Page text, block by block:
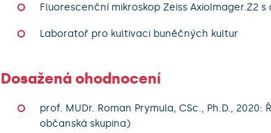
Fluorescenční mikroskop Zeiss AxioImager.Z2
Laboratoř pro kultivaci buněčných kultur
Dosažená ohodnocení
prof. MUDr. Roman Prymula, CSc., Ph.D., 2020:
občanská skupina)